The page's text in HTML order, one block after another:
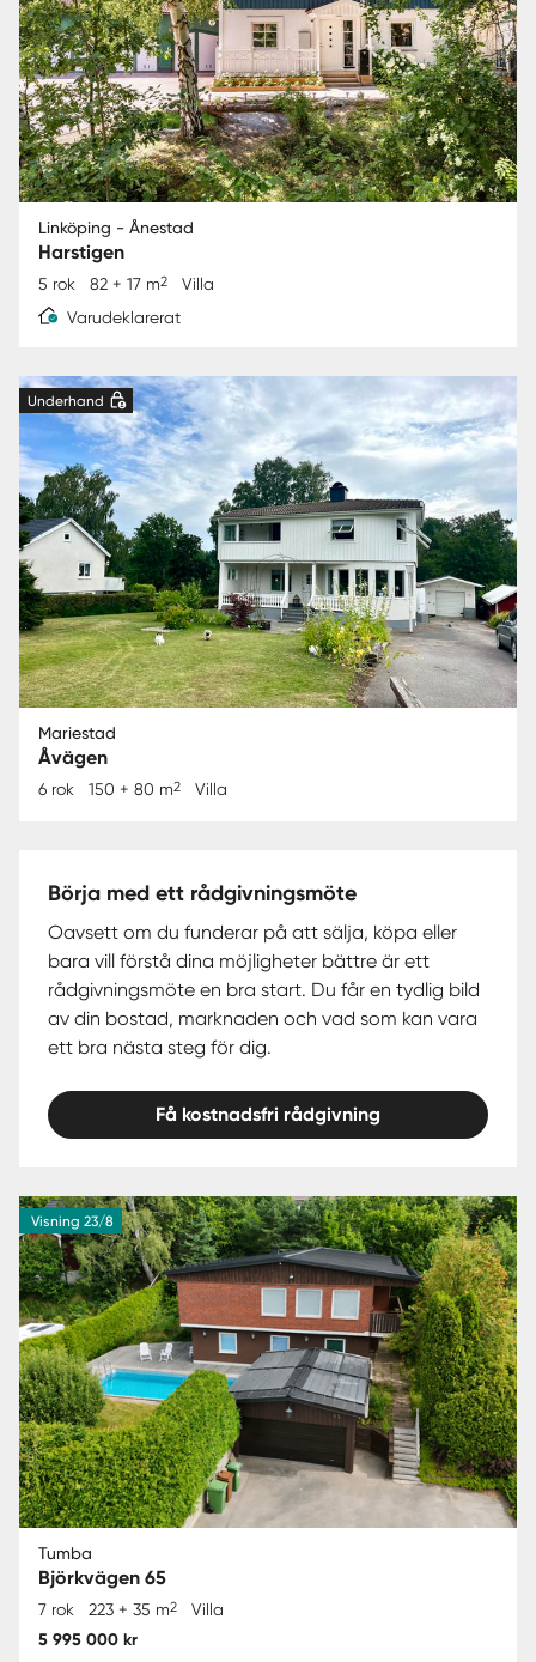
Linköping - Ånestad
Harstigen
5 rok 82 + 17 m2
Villa
Varudeklarerat
Underhand
Mariestad
Åvägen
6 rok 150 + 80 m2 Villa
Börja med ett rådgivningsmöte
Oavsett om du funderar på att sälja, köpa eller
bara vill förstå dina möjligheter bättre är ett
rådgivningsmöte en bra start. Du får en tydlig bild
av din bostad, marknaden och vad som kan vara
ett bra nästa steg för dig.
Få kostnadsfri rådgivning
Visning 23/8
Tumba
Björkvägen 65
7 rok 223 + 35 m2 Villa
5 995 000 kr